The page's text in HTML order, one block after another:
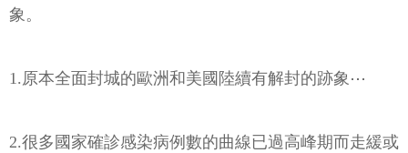
象。
1.原本全面封城的歐洲和美國陸續有解封的跡象⋯
2.很多國家確診感染病例數的曲線已過高峰期而走緩或